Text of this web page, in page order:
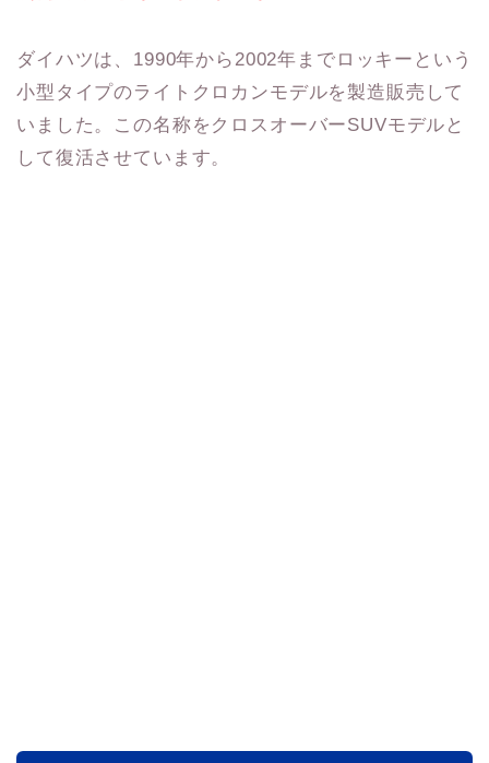
ダイハツは、1990年から2002年までロッキーという
小型タイプのライトクロカンモデルを製造販売して
いました。この名称をクロスオーバーSUVモデルと
して復活させています。